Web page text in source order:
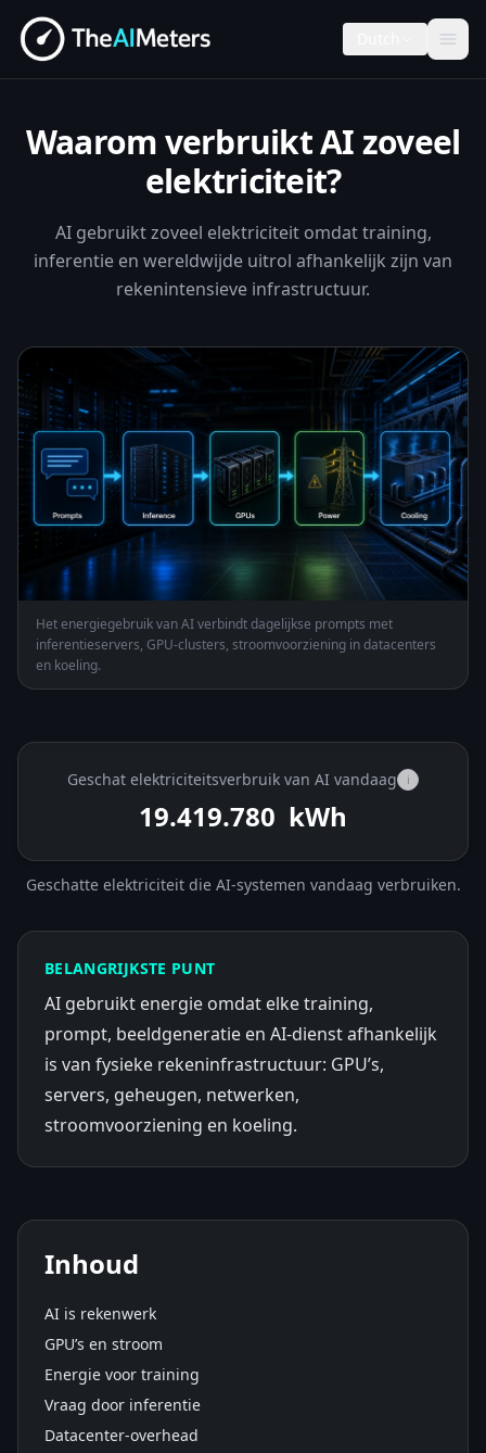
Waarom verbruikt AI zoveel
elektriciteit?
AI gebruikt zoveel elektriciteit omdat training,
inferentie en wereldwijde uitrol afhankelijk zijn van
rekenintensieve infrastructuur.
Het energiegebruik van AI verbindt dagelijkse prompts met
inferentieservers, GPU-clusters, stroomvoorziening in datacenters
en koeling.
Geschat elektriciteitsverbruik van AI vandaag i
19.421.175 kWh
Geschatte elektriciteit die AI-systemen vandaag verbruiken.
BELANGRIJKSTE PUNT
AI gebruikt energie omdat elke training,
prompt, beeldgeneratie en AI-dienst afhankelijk
is van fysieke rekeninfrastructuur: GPU’s,
servers, geheugen, netwerken,
stroomvoorziening en koeling.
Inhoud
AI is rekenwerk
GPU’s en stroom
Energie voor training
Vraag door inferentie
Datacenter-overhead